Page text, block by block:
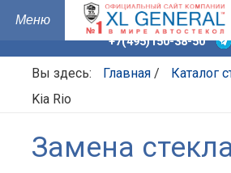
+7(495)150-38-50
Вы здесь: Главная / Каталог
Kia Rio
Замена